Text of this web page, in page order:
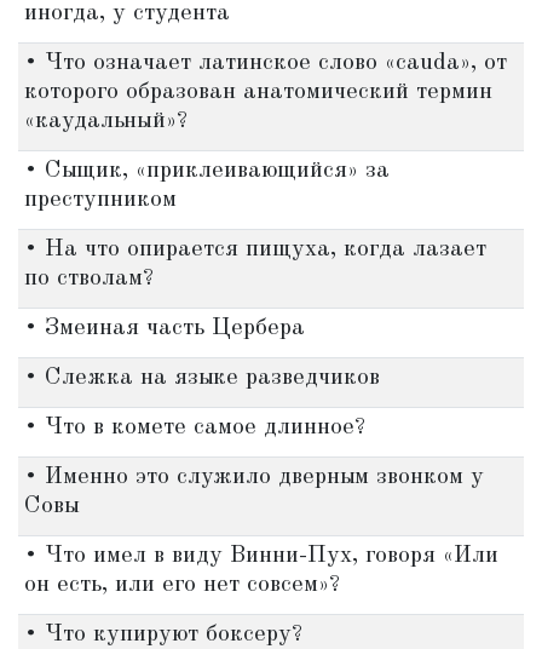
иногда, у студента
• Что означает латинское слово «cauda», от
которого образован анатомический термин
«каудальный»?
• Сыщик, «приклеивающийся» за
преступником
• На что опирается пищуха, когда лазает
по стволам?
• Змеиная часть Цербера
• Слежка на языке разведчиков
• Что в комете самое длинное?
• Именно это служило дверным звонком у
Совы
• Что имел в виду Винни-Пух, говоря «Или
он есть, или его нет совсем»?
• Что купируют боксеру?